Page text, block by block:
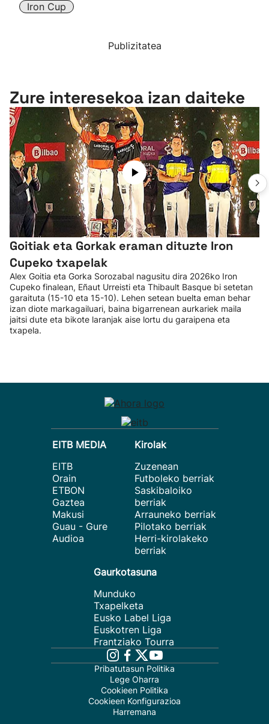
Iron Cup
Publizitatea
Zure interesekoa izan daiteke
Goitiak eta Gorkak eraman dituzte Iron
Cupeko txapelak
Alex Goitia eta Gorka Sorozabal nagusitu dira 2026ko Iron
Cupeko finalean, Eñaut Urreisti eta Thibault Basque bi setetan
garaituta (15-10 eta 15-10). Lehen setean buelta eman behar
izan diote markagailuari, baina bigarrenean aurkariek maila
jaitsi dute eta bikote laranjak aise lortu du garaipena eta
txapela.
EITB MEDIA
EITB
Orain
ETBON
Gaztea
Makusi
Guau - Gure
Audioa
Kirolak
Zuzenean
Futboleko berriak
Saskibaloiko
berriak
Arrauneko berriak
Pilotako berriak
Herri-kirolakeko
berriak
Gaurkotasuna
Munduko
Txapelketa
Eusko Label Liga
Euskotren Liga
Frantziako Tourra
Pribatutasun Politika
Lege Oharra
Cookieen Politika
Cookieen Konfigurazioa
Harremana